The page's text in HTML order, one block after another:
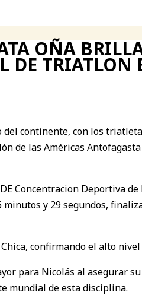
OÑA
TRIATLON
continente, con los
de las Américas
Concentracion Deportiva
y 29 segundos,
confirmando el alto
para Nicolás al asegurar
mundial de esta disciplina.